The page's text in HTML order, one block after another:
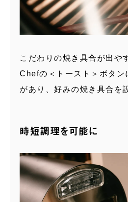
こだわりの焼き具合が出や
Chefの＜トースト＞ボタン
があり、好みの焼き具合を
時短調理を可能に